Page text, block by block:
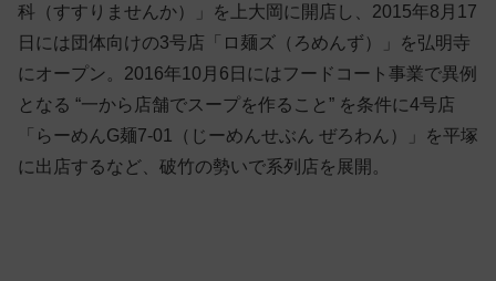
科（すすりませんか）」を上大岡に開店し、2015年8月17
日には団体向けの3号店「ロ麺ズ（ろめんず）」を弘明寺
にオープン。2016年10月6日にはフードコート事業で異例
となる “一から店舗でスープを作ること” を条件に4号店
「らーめんG麺7-01（じーめんせぶん ぜろわん）」を平塚
に出店するなど、破竹の勢いで系列店を展開。